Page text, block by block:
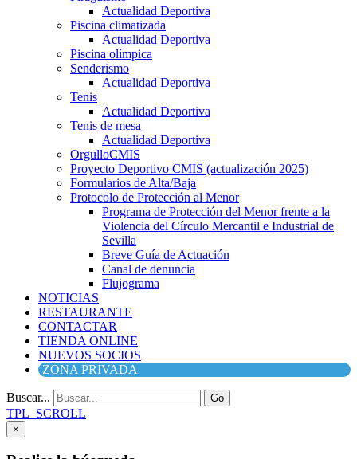
Actualidad Deportiva
Piscina climatizada
Actualidad Deportiva
Piscina olímpica
Senderismo
Actualidad Deportiva
Tenis
Actualidad Deportiva
Tenis de mesa
Actualidad Deportiva
OrgulloCMIS
Proyecto Deportivo CMIS (actualización 2025)
Formularios de Alta/Baja
Protocolo de Protección al Menor
Programa de Protección del Menor frente a la
Violencia del Círculo Mercantil e Industrial de
Sevilla
Breve Guía de Actuación
Canal de denuncia
Flujograma
NOTICIAS
RESTAURANTE
CONTACTAR
TIENDA ONLINE
NUEVOS SOCIOS
ZONA PRIVADA
Buscar... Go
TPL_SCROLL
×